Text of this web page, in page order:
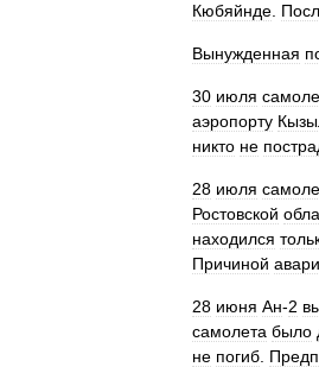
Кюбяйнде
Вынужденная
30 июля
аэропорту
никто не
28 июля
Ростовской
находился
Причиной
28 июня Ан-2
самолета было
не погиб